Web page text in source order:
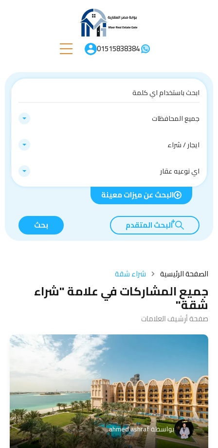
01515838384
جميع المحافظات
ايجار / شراء
اي نوعيه عقار
البحث عن ميزات معينة
البحث المتقدم بحث
الصفحة الرئيسية شراء شقة
جميع المشاركات في علامة "شراء
شقة"
صفحة أرشيف العلامات
بواسطةahmed ashraf